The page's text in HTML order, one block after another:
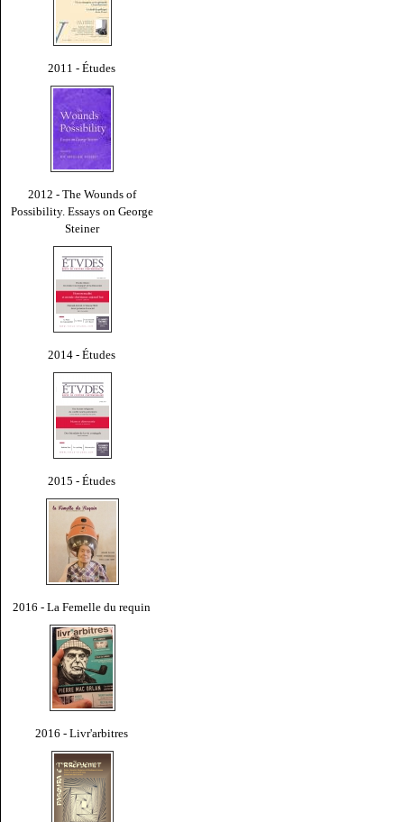
2011 - Études
2012 - The Wounds of
Possibility. Essays on George
Steiner
2014 - Études
2015 - Études
2016 - La Femelle du requin
2016 - Livr'arbitres